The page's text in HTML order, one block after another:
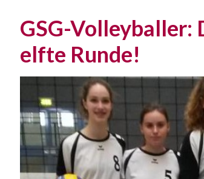
GSG-Volleyballer:
elfte Runde!